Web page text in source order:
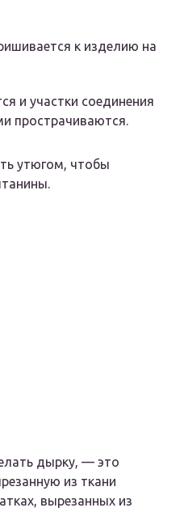
к изделию на
и участки соединения
прострачиваются.
утюгом, чтобы
дырку, — это
из ткани
вырезанных из